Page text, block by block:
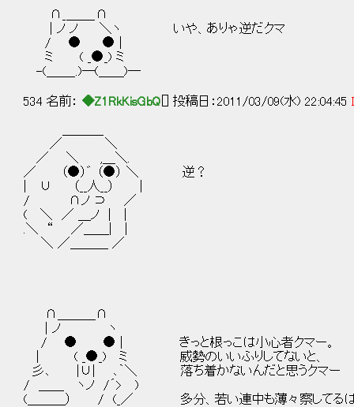
∩_＿＿_∩
| ノ ノ ＼ヽ いや、ありゃ逆だクマ
/ ● ● |
ミ ( _●_) ミ
-(＿＿_.)─(＿＿)─
534 名前： ◆Z1RkKisGbQ [] 投稿日：2011/03/09(水) 22:04:45
／ ＼
／ ＼ ,＿＼.
／ （●）゛ （●） ＼ 逆？
| ∪ （__人__） |
/ ∩ノ ⊃ ／
( ＼ ／ ＿ノ | |
.＼ “ ／＿＿| |
＼ ／＿＿＿ ／
∩＿＿＿∩
| ノ ヽ
/ ● ● | きっと根っこは小心者クマー。
| ( _●_) ミ 威勢のいいふりしてないと、
彡､ |∪| ､｀＼ 落ち着かないんだと思うクマー
/ ＿＿ ヽノ /´> )
(＿＿＿） / (_／ 多分、若い連中も薄々察してるは